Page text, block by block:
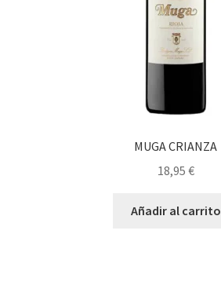
MUGA CRIANZA
18,95 €
Añadir al carrito